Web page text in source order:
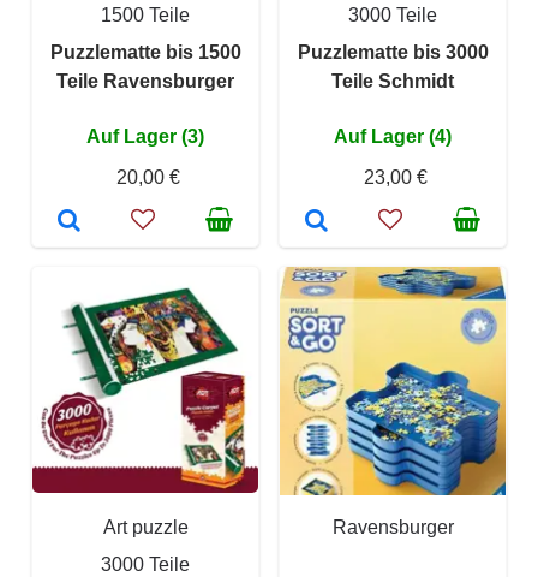
1500 Teile
Puzzlematte bis 1500
Teile Ravensburger
Auf Lager (3)
20,00 €
3000 Teile
Puzzlematte bis 3000
Teile Schmidt
Auf Lager (4)
23,00 €
Art puzzle
3000 Teile
Ravensburger